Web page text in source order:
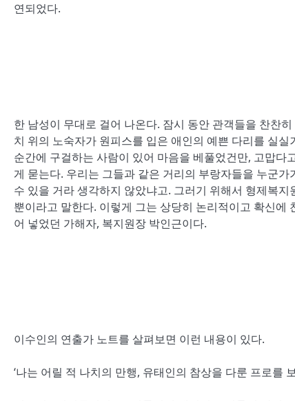
연되었다.
한 남성이 무대로 걸어 나온다. 잠시 동안 관객들을 찬찬
치 위의 노숙자가 원피스를 입은 애인의 예쁜 다리를 실
순간에 구걸하는 사람이 있어 마음을 베풀었건만, 고맙다
게 묻는다. 우리는 그들과 같은 거리의 부랑자들을 누군
수 있을 거라 생각하지 않았냐고. 그러기 위해서 형제복
뿐이라고 말한다. 이렇게 그는 상당히 논리적이고 확신
어 넣었던 가해자, 복지원장 박인근이다.
이수인의 연출가 노트를 살펴보면 이런 내용이 있다.
‘나는 어릴 적 나치의 만행, 유태인의 참상을 다룬 프로를